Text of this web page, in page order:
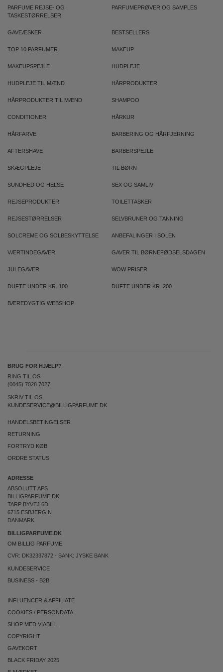
PARFUME REJSE- OG
TASKESTØRRELSER
PARFUMEPRØVER OG SAMPLES
GAVEÆSKER BESTSELLERS
TOP 10 PARFUMER MAKEUP
MAKEUPSPEJLE HUDPLEJE
HUDPLEJE TIL MÆND HÅRPRODUKTER
HÅRPRODUKTER TIL MÆND SHAMPOO
CONDITIONER HÅRKUR
HÅRFARVE BARBERING OG HÅRFJERNING
AFTERSHAVE BARBERSPEJLE
SKÆGPLEJE TIL BØRN
SUNDHED OG HELSE SEX OG SAMLIV
REJSEPRODUKTER TOILETTASKER
REJSESTØRRELSER SELVBRUNER OG TANNING
SOLCREME OG SOLBESKYTTELSE ANBEFALINGER I SOLEN
VÆRTINDEGAVER GAVER TIL BØRNEFØDSELSDAGEN
JULEGAVER WOW PRISER
DUFTE UNDER KR. 100 DUFTE UNDER KR. 200
BÆREDYGTIG WEBSHOP
BRUG FOR HJÆLP?
RING TIL OS
(0045) 7028 7027
SKRIV TIL OS
KUNDESERVICE@BILLIGPARFUME.DK
HANDELSBETINGELSER
RETURNING
FORTRYD KØB
ORDRE STATUS
ADRESSE
ABSOLUTT APS
BILLIGPARFUME.DK
TARP BYVEJ 6D
6715 ESBJERG N
DANMARK
BILLIGPARFUME.DK
OM BILLIG PARFUME
CVR: DK32337872 - BANK: JYSKE BANK
KUNDESERVICE
BUSINESS - B2B
INFLUENCER & AFFILIATE
COOKIES / PERSONDATA
SHOP MED VIABILL
COPYRIGHT
GAVEKORT
BLACK FRIDAY 2025